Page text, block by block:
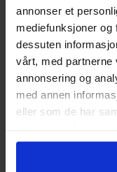
annonser et
mediefunksjoner
dessuten
vårt, med partnerne
annonsering og
med annen
eller som de har
Serie
Forfattere
Utgiver
Lanseringsdato